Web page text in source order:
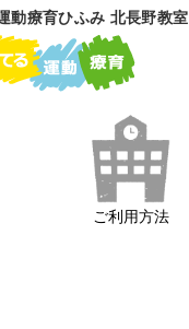
動療育ひふみ 北長野教室
ご利用方法